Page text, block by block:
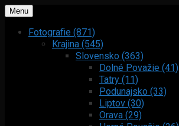
Menu
Fotografie (871)
Krajina (545)
Slovensko (363)
Dolné Považie (41)
Tatry (11)
Podunajsko (33)
Liptov (30)
Orava (29)